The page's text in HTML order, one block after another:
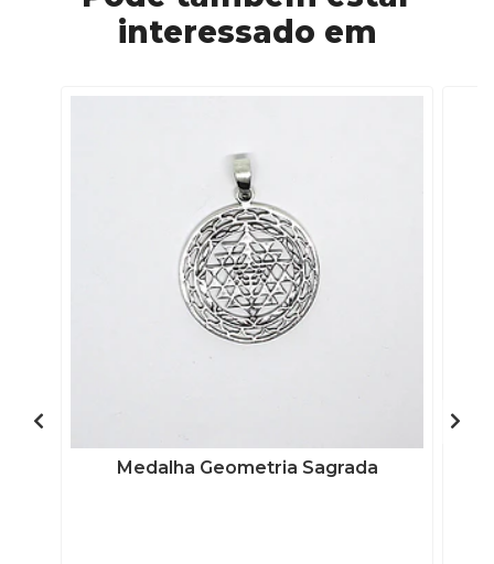
interessado em
Medalha Geometria Sagrada